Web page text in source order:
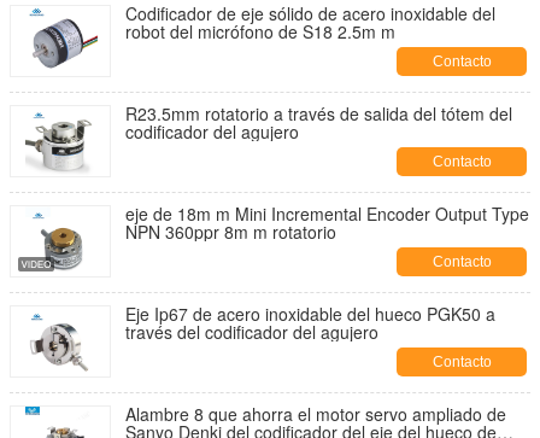
Codificador de eje sólido de acero inoxidable del
robot del micrófono de S18 2.5m m
Contacto
R23.5mm rotatorio a través de salida del tótem del
codificador del agujero
Contacto
eje de 18m m Mini Incremental Encoder Output Type
NPN 360ppr 8m m rotatorio
Contacto
Eje Ip67 de acero inoxidable del hueco PGK50 a
través del codificador del agujero
Contacto
Alambre 8 que ahorra el motor servo ampliado de
Sanyo Denki del codificador del eje del hueco de